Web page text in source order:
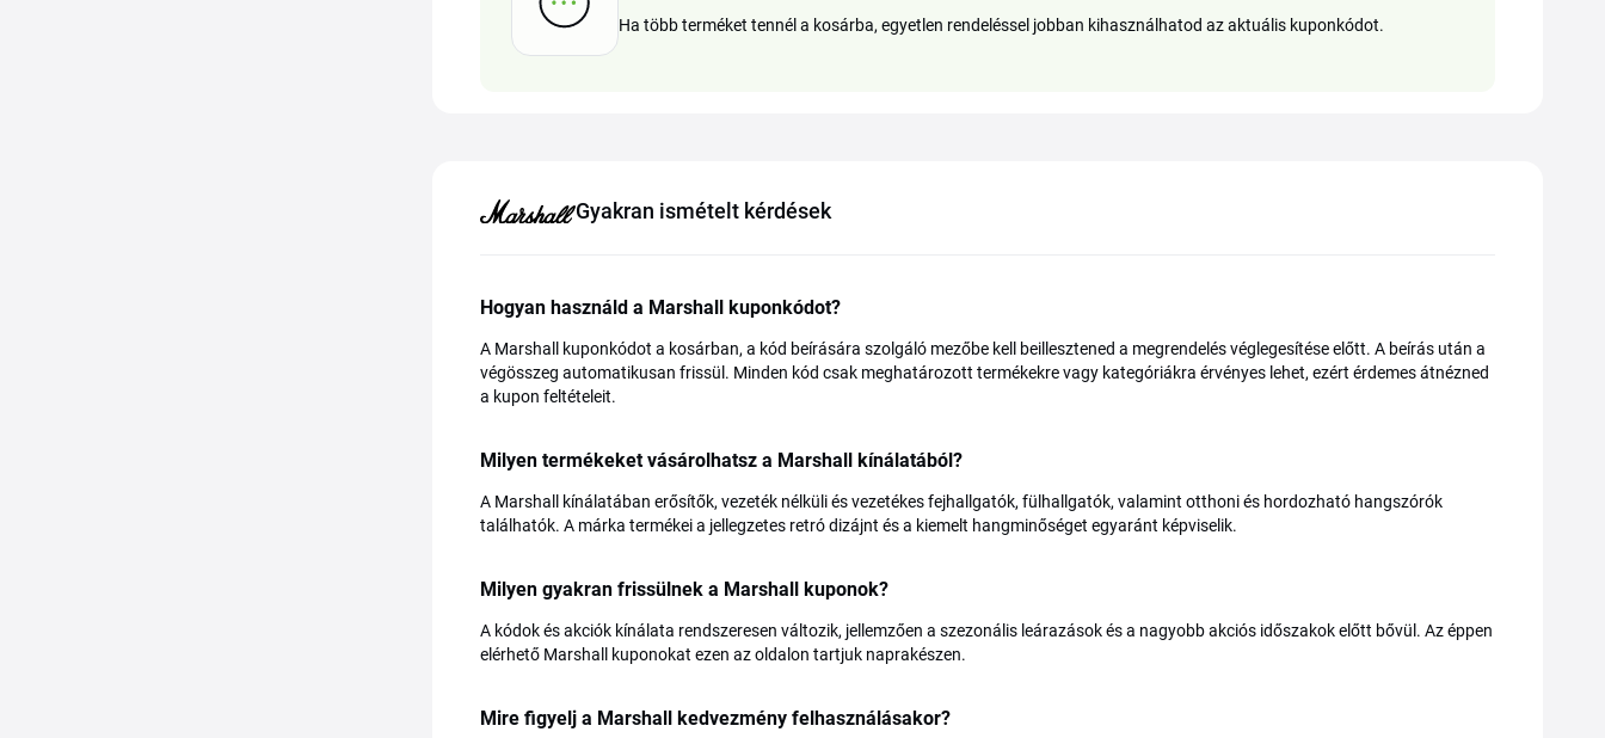
Ha több terméket tennél a kosárba, egyetlen rendeléssel jobban kihasználhatod az aktuális kuponkódot.
Gyakran ismételt kérdések
Hogyan használd a Marshall kuponkódot?
A Marshall kuponkódot a kosárban, a kód beírására szolgáló mezőbe kell beillesztened a megrendelés véglegesítése előtt. A beírás után a
végösszeg automatikusan frissül. Minden kód csak meghatározott termékekre vagy kategóriákra érvényes lehet, ezért érdemes átnézned
a kupon feltételeit.
Milyen termékeket vásárolhatsz a Marshall kínálatából?
A Marshall kínálatában erősítők, vezeték nélküli és vezetékes fejhallgatók, fülhallgatók, valamint otthoni és hordozható hangszórók
találhatók. A márka termékei a jellegzetes retró dizájnt és a kiemelt hangminőséget egyaránt képviselik.
Milyen gyakran frissülnek a Marshall kuponok?
A kódok és akciók kínálata rendszeresen változik, jellemzően a szezonális leárazások és a nagyobb akciós időszakok előtt bővül. Az éppen
elérhető Marshall kuponokat ezen az oldalon tartjuk naprakészen.
Mire figyelj a Marshall kedvezmény felhasználásakor?